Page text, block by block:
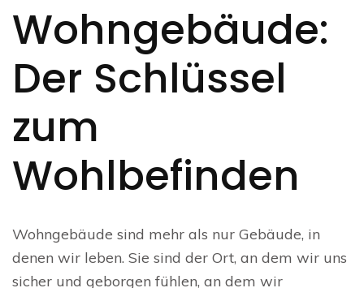
Wohngebäude:
Der Schlüssel
zum
Wohlbefinden
Wohngebäude sind mehr als nur Gebäude, in
denen wir leben. Sie sind der Ort, an dem wir uns
sicher und geborgen fühlen, an dem wir